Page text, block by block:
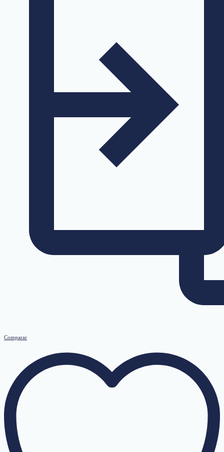
Comparar